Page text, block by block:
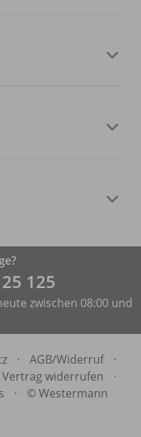
125
zwischen 08:00 und
· AGB/Widerruf
·
Vertrag widerrufen
·
· © Westermann